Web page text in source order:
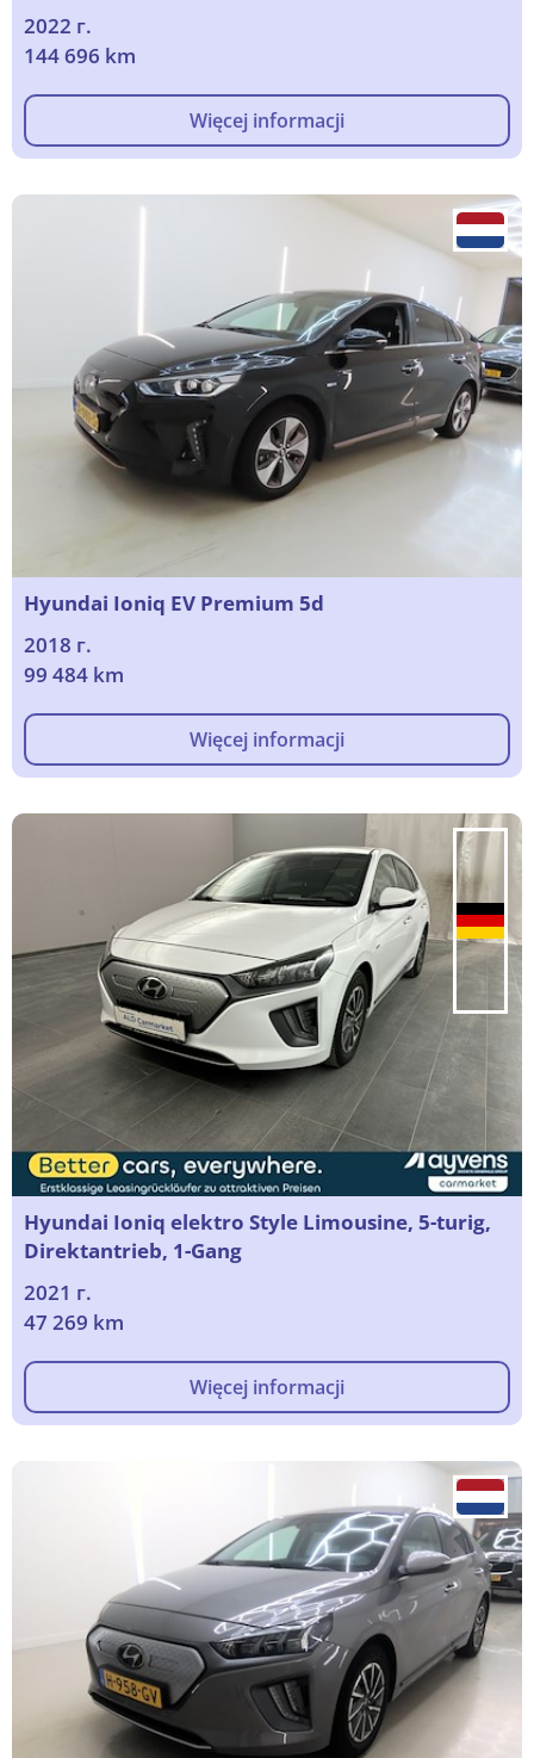
2022 г.
144 696 km
Więcej informacji
Hyundai Ioniq EV Premium 5d
2018 г.
99 484 km
Więcej informacji
Hyundai Ioniq elektro Style Limousine, 5-turig,
Direktantrieb, 1-Gang
2021 г.
47 269 km
Więcej informacji